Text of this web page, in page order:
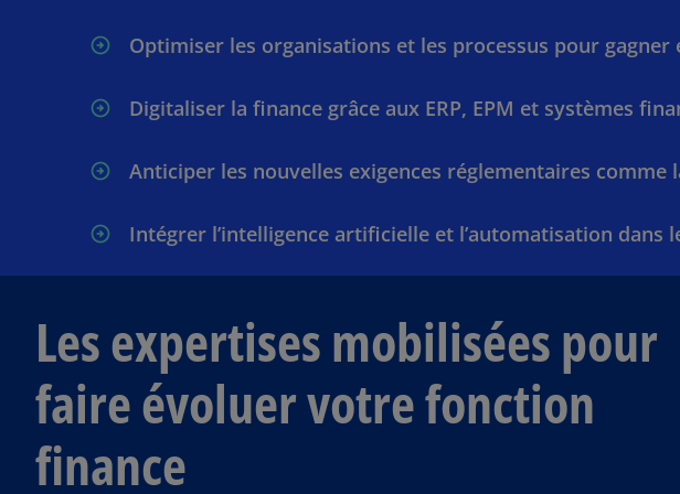
Optimiser les organisations et les processus pour gagner
Digitaliser la finance grâce aux ERP, EPM et systèmes
Anticiper les nouvelles exigences réglementaires
Intégrer l’intelligence artificielle et l’automatisation dans
Les expertises mobilisées pour
faire évoluer votre fonction
finance